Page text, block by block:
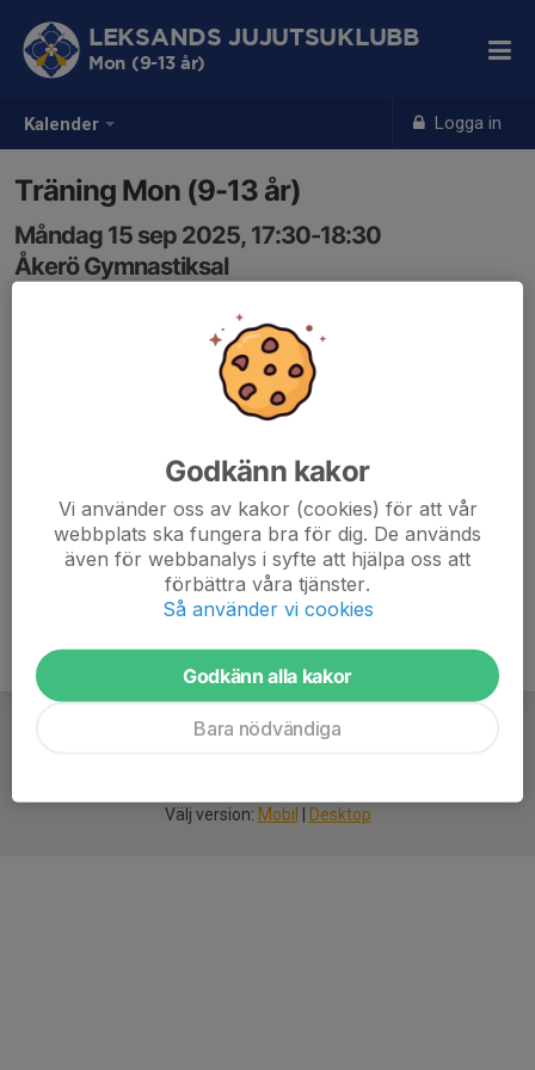
Kalender Logga in
LEKSANDS JUJUTSUKLUBB
Mon (9-13 år)
Träning Mon (9-13 år)
Måndag 15 sep 2025, 17:30-18:30
Åkerö Gymnastiksal
Välj version: Mobil Desktop
Godkänn kakor
Vi använder oss av kakor (cookies) för att vår
webbplats ska fungera bra för dig. De används
även för webbanalys i syfte att hjälpa oss att
förbättra våra tjänster.
Så använder vi cookies
Godkänn alla kakor
Bara nödvändiga